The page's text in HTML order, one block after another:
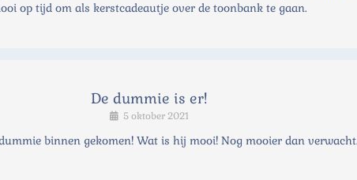
op tijd om als kerstcadeautje over de toonbank te gaan.
De dummie is er!
5 oktober 2021
binnen gekomen! Wat is hij mooi! Nog mooier dan